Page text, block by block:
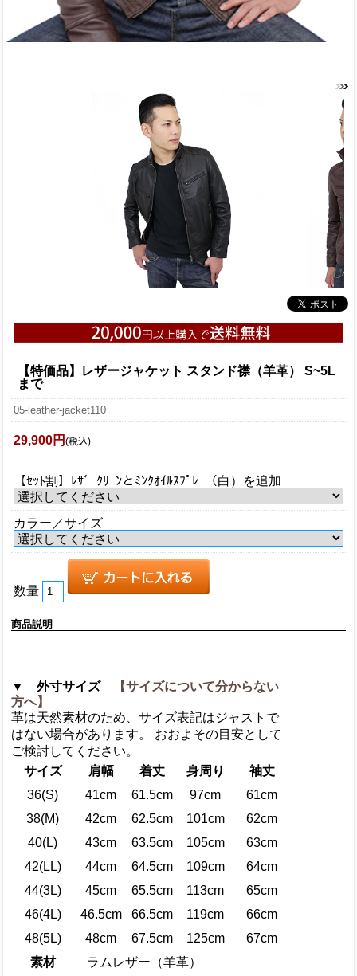
【特価品】レザージャケット スタンド襟（羊革） S~5L
まで
05-leather-jacket110
29,900円 (税込)
【ｾｯﾄ割】ﾚｻﾞｰｸﾘｰﾝとﾐﾝｸｵｲﾙｽﾌﾟﾚｰ（白）を追加
カラー／サイズ
数量
商品説明
▼ 外寸サイズ
【サイズについて分からない
方へ】
革は天然素材のため、サイズ表記はジャストで
はない場合があります。 おおよその目安として
ご検討してください。
サイズ
肩幅 着丈 身周り
袖丈
36(S)
41cm 61.5cm 97cm
61cm
38(M)
42cm 62.5cm 101cm
62cm
40(L)
43cm 63.5cm 105cm
63cm
42(LL)
44cm 64.5cm 109cm
64cm
44(3L)
45cm 65.5cm 113cm
65cm
46(4L)
46.5cm 66.5cm 119cm
66cm
48(5L)
48cm 67.5cm 125cm
67cm
素材
ラムレザー（羊革）